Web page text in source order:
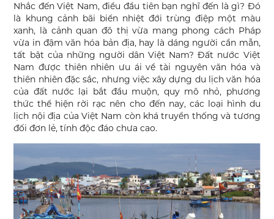
Nhắc đến Việt Nam, điều đầu tiên bạn nghĩ đến là gì? Đó
là khung cảnh bãi biển nhiệt đới trùng điệp một màu
xanh, là cảnh quan đô thị vừa mang phong cách Pháp
vừa in đậm văn hóa bản địa, hay là dáng người cần mẫn,
tất bật của những người dân Việt Nam? Đất nước Việt
Nam được thiên nhiên ưu ái về tài nguyên văn hóa và
thiên nhiên đặc sắc, nhưng việc xây dựng du lịch văn hóa
của đất nước lại bắt đầu muộn, quy mô nhỏ, phương
thức thể hiện rời rạc nên cho đến nay, các loại hình du
lịch nội địa của Việt Nam còn khá truyền thống và tương
đối đơn lẻ, tính độc đáo chưa cao.